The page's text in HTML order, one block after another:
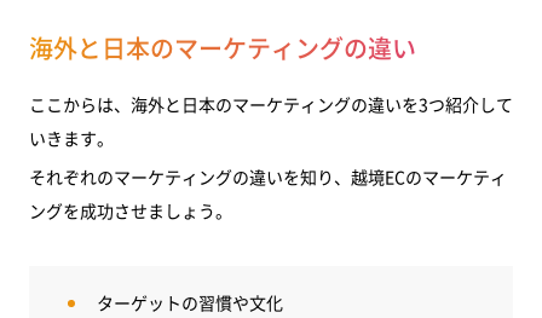
海外と日本のマーケティングの違い
ここからは、海外と日本のマーケティングの違いを3つ紹介して
いきます。
それぞれのマーケティングの違いを知り、越境ECのマーケティ
ングを成功させましょう。
ターゲットの習慣や文化